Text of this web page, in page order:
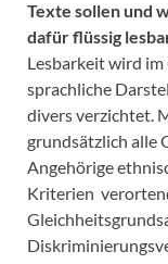
Texte sollen und
dafür flüssig
Lesbarkeit wird
sprachliche
divers verzichtet.
grundsätzlich alle
Angehörige
Kriterien